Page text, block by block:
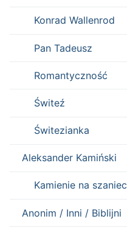
Konrad Wallenrod
Pan Tadeusz
Romantyczność
Świteź
Świtezianka
Aleksander Kamiński
Kamienie na szaniec
Anonim / Inni / Biblijni